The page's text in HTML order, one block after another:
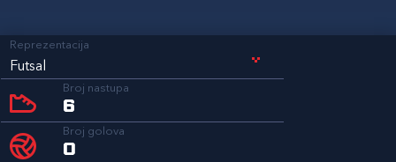
Reprezentacija
Futsal
Broj nastupa
6
Broj golova
0